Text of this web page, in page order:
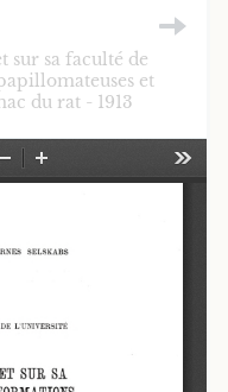
sur sa faculté de
et
du rat - 1913